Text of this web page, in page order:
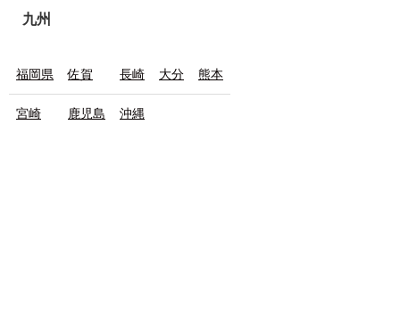
九州
福岡県 佐賀 長崎 大分 熊本
宮崎 鹿児島 沖縄